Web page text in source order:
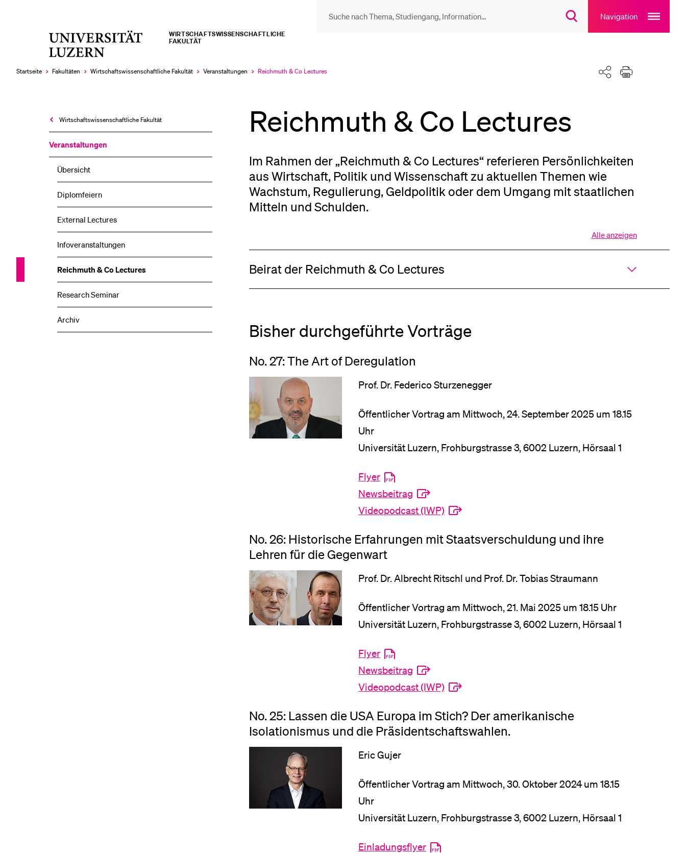
SuchdialogNavigation
main
navigation
Universität
WIRTSCHAFTS­­­WISSENSCHAFTLICHE
FAKULTÄT
Startseite Fakultäten Wirtschafts­wissenschaftliche Fakultät Veranstaltungen
Aktuell
Reichmuth & Co Lectures Teilen Drucken
Wirtschafts­wissenschaftliche Fakultät
Veranstaltungen
Übersicht
Diplomfeiern
External Lectures
Infoveranstaltungen
Reichmuth & Co Lectures
Research Seminar
Archiv
Reichmuth & Co Lectures
Im Rahmen der „Reichmuth & Co Lectures“ referieren Persönlichkeiten
aus Wirtschaft, Politik und Wissenschaft zu aktuellen Themen wie
Wachstum, Regulierung, Geldpolitik oder dem Umgang mit staatlichen
Mitteln und Schulden.
Alle anzeigen
Sektionen
Akkordeons
Beirat der Reichmuth & Co Lectures
Bisher durchgeführte Vorträge
No. 27: The Art of Deregulation
Prof. Dr. Federico Sturzenegger
Öffentlicher Vortrag am Mittwoch, 24. September 2025 um 18.15
Uhr
Universität Luzern, Frohburgstrasse 3, 6002 Luzern, Hörsaal 1
Flyer
Newsbeitrag
Videopodcast (IWP)
No. 26: Historische Erfahrungen mit Staatsverschuldung und ihre
Lehren für die Gegenwart
Prof. Dr. Albrecht Ritschl und Prof. Dr. Tobias Straumann
Öffentlicher Vortrag am Mittwoch, 21. Mai 2025 um 18.15 Uhr
Universität Luzern, Frohburgstrasse 3, 6002 Luzern, Hörsaal 1
Flyer
Newsbeitrag
Videopodcast (IWP)
No. 25: Lassen die USA Europa im Stich? Der amerikanische
Isolationismus und die Präsidentschaftswahlen.
Eric Gujer
Öffentlicher Vortrag am Mittwoch, 30. Oktober 2024 um 18.15
Uhr
Universität Luzern, Frohburgstrasse 3, 6002 Luzern, Hörsaal 1
Einladungsflyer
LETZTE SUCHEN
Schulklassen und
Studien­interessierte
Studierende
Alumni
Stellensuchende
Förderer
Bibliothek
Sportangebot
Menuplan Mensa